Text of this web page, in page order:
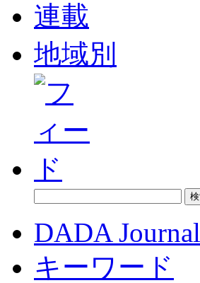
連載
地域別
DADA Journal
キーワード